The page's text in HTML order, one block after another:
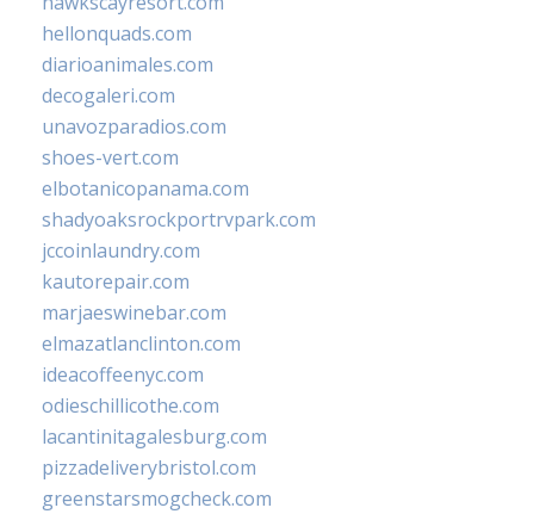
hellonquads.com
diarioanimales.com
decogaleri.com
unavozparadios.com
shoes-vert.com
elbotanicopanama.com
shadyoaksrockportrvpark.com
jccoinlaundry.com
kautorepair.com
marjaeswinebar.com
elmazatlanclinton.com
ideacoffeenyc.com
odieschillicothe.com
lacantinitagalesburg.com
pizzadeliverybristol.com
greenstarsmogcheck.com